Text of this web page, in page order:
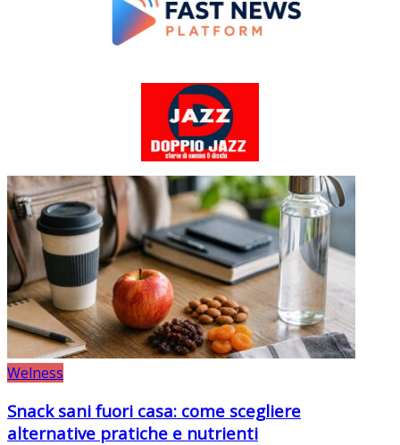
Welness
Snack sani fuori casa: come scegliere
alternative pratiche e nutrienti